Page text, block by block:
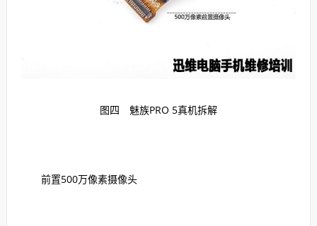
图四 魅族PRO 5真机拆解
前置500万像素摄像头